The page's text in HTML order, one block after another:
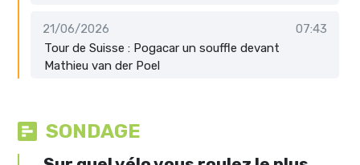
21/06/2026
07:43
Tour de Suisse : Pogacar un souffle devant
Mathieu van der Poel
SONDAGE